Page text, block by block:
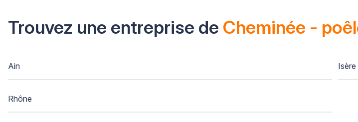
Trouvez une entreprise de Cheminée -
Ain Isère
Rhône